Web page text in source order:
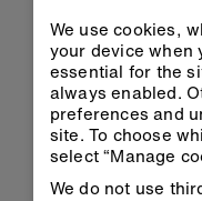
transmissor
Full de registre
Recursos
El full de registre
anotar les teves
We use cookies,
your device when
essential for the
always enabled.
preferences and
site. To choose
select “Manage
We do not use